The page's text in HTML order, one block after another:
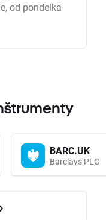
od pondelka
BARC.UK
Barclays PLC